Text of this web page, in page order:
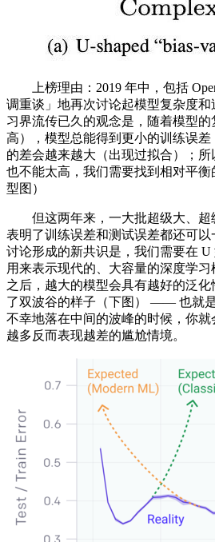
上榜理由：2019 年中，包括
调重谈」地再次讨论起模型复杂度
习界流传已久的观念是，随着模型
高），模型总能得到更小的训练误
的差会越来越大（出现过拟合）；所
也不能太高，我们需要找到相对平
型图）
但这两年来，一大批超级大、超
表明了训练误差和测试误差都还可
讨论形成的新共识是，我们需要在 U
用来表示现代的、大容量的深度学
之后，越大的模型会具有越好的泛
了双波谷的样子（下图） —— 也就
不幸地落在中间的波峰的时候，你
越多反而表现越差的尴尬情境。